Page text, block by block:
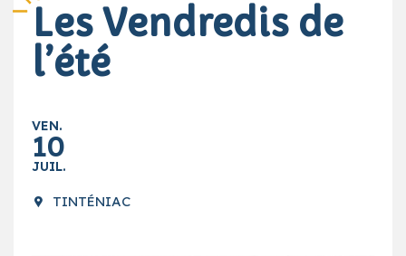
Les Vendredis de
l’été
VEN.
10
JUIL.
TINTÉNIAC